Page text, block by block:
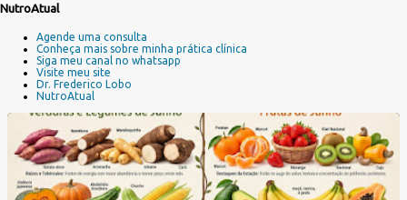
g
NutroAtual
Agende uma consulta
Conheça mais sobre minha prática clínica
Siga meu canal no whatsapp
Visite meu site
Dr. Frederico Lobo
NutroAtual